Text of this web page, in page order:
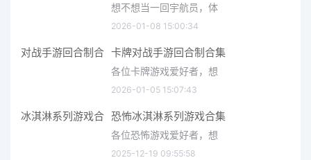
想不想当一回宇航员，体
2026-01-08 15:00:34
卡牌对战手游回合制合集
各位卡牌游戏爱好者，想
2026-01-05 15:07:43
恐怖冰淇淋系列游戏合集
各位恐怖游戏爱好者，想
2025-12-19 09:55:58